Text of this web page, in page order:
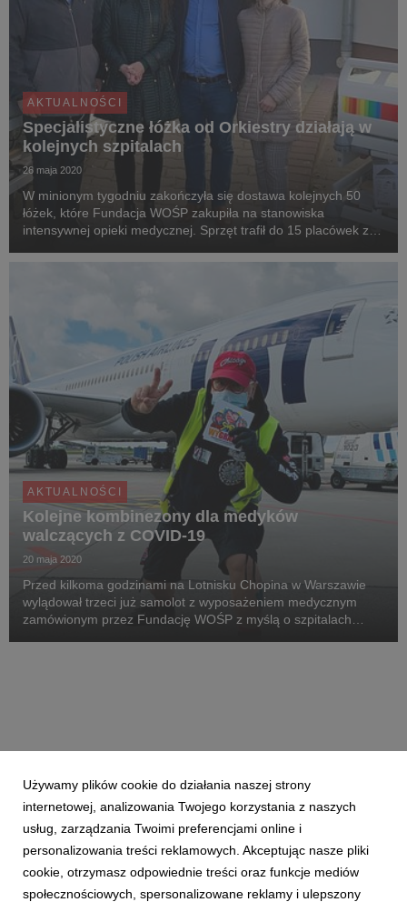
AKTUALNOŚCI
Specjalistyczne łóżka od Orkiestry działają w
kolejnych szpitalach
26 maja 2020
W minionym tygodniu zakończyła się dostawa kolejnych 50
łóżek, które Fundacja WOŚP zakupiła na stanowiska
intensywnej opieki medycznej. Sprzęt trafił do 15 placówek z
AKTUALNOŚCI
Kolejne kombinezony dla medyków
walczących z COVID-19
20 maja 2020
Przed kilkoma godzinami na Lotnisku Chopina w Warszawie
wylądował trzeci już samolot z wyposażeniem medycznym
zamówionym przez Fundację WOŚP z myślą o szpitalach
Używamy plików cookie do działania naszej strony
internetowej, analizowania Twojego korzystania z naszych
usług, zarządzania Twoimi preferencjami online i
personalizowania treści reklamowych. Akceptując nasze pliki
cookie, otrzymasz odpowiednie treści oraz funkcje mediów
społecznościowych, spersonalizowane reklamy i ulepszony